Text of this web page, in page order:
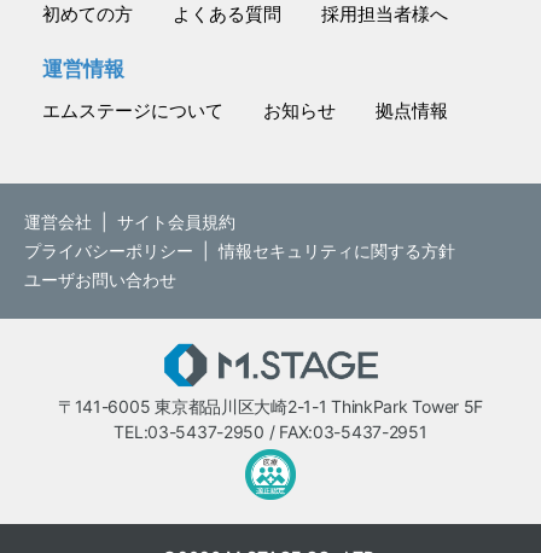
初めての方 よくある質問 採用担当者様へ
運営情報
エムステージについて お知らせ 拠点情報
運営会社
サイト会員規約
プライバシーポリシー
情報セキュリティに関する方針
ユーザお問い合わせ
〒141-6005 東京都品川区大崎2-1-1 ThinkPark Tower 5F
TEL:03-5437-2950 / FAX:03-5437-2951